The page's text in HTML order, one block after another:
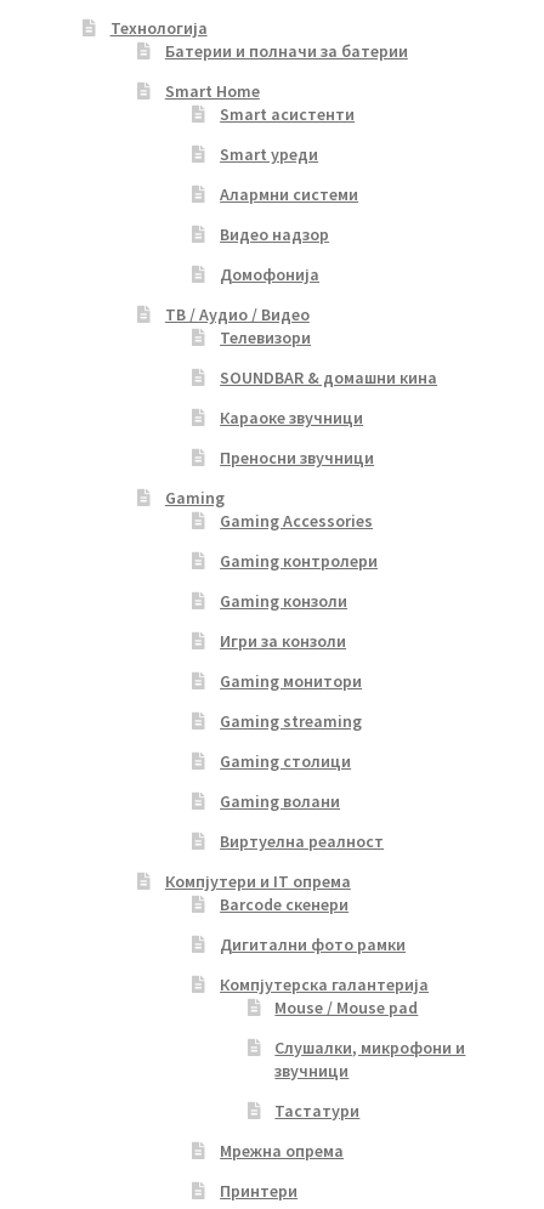
Технологија
Батерии и полначи за батерии
Smart Home
Smart асистенти
Smart уреди
Алармни системи
Видео надзор
Домофонија
ТВ / Аудио / Видео
Телевизори
SOUNDBAR & домашни кина
Караоке звучници
Преносни звучници
Gaming
Gaming Accessories
Gaming контролери
Gaming конзоли
Игри за конзоли
Gaming монитори
Gaming streaming
Gaming столици
Gaming волани
Виртуелна реалност
Компјутери и IT опрема
Barcode скенери
Дигитални фото рамки
Компјутерска галантерија
Mouse / Mouse pad
Слушалки, микрофони и
звучници
Тастатури
Мрежна опрема
Принтери